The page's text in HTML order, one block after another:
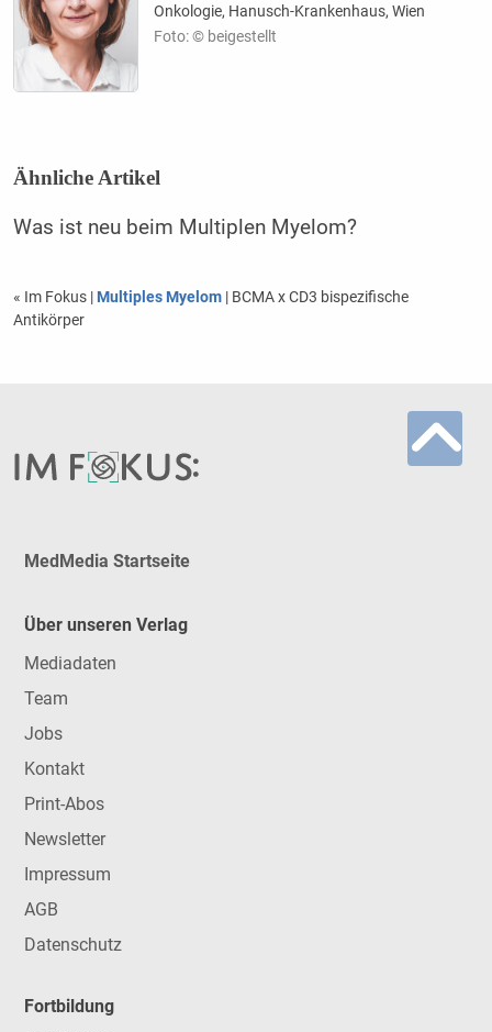
Onkologie, Hanusch-Krankenhaus, Wien
Foto: © beigestellt
Ähnliche Artikel
Was ist neu beim Multiplen Myelom?
« Im Fokus | Multiples Myelom| BCMA x CD3 bispezifische
Antikörper
MedMedia Startseite
Über unseren Verlag
Mediadaten
Team
Jobs
Kontakt
Print-Abos
Newsletter
Impressum
AGB
Datenschutz
Fortbildung